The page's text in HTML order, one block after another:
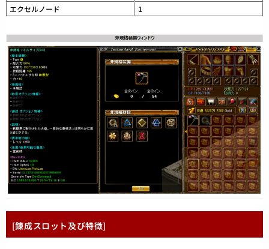
エクセルノード
1
[錬成スロット及び特徴]